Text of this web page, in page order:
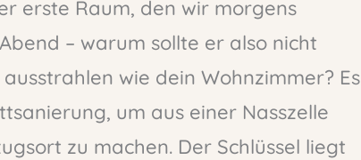
erste Raum, den wir morgens
– warum sollte er also nicht
wie dein Wohnzimmer? Es
um aus einer Nasszelle
zu machen. Der Schlüssel liegt